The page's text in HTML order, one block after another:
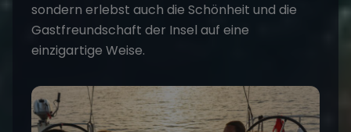
sondern erlebst auch die Schönheit und die
Gastfreundschaft der Insel auf eine
einzigartige Weise.